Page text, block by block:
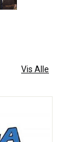
Vis Alle